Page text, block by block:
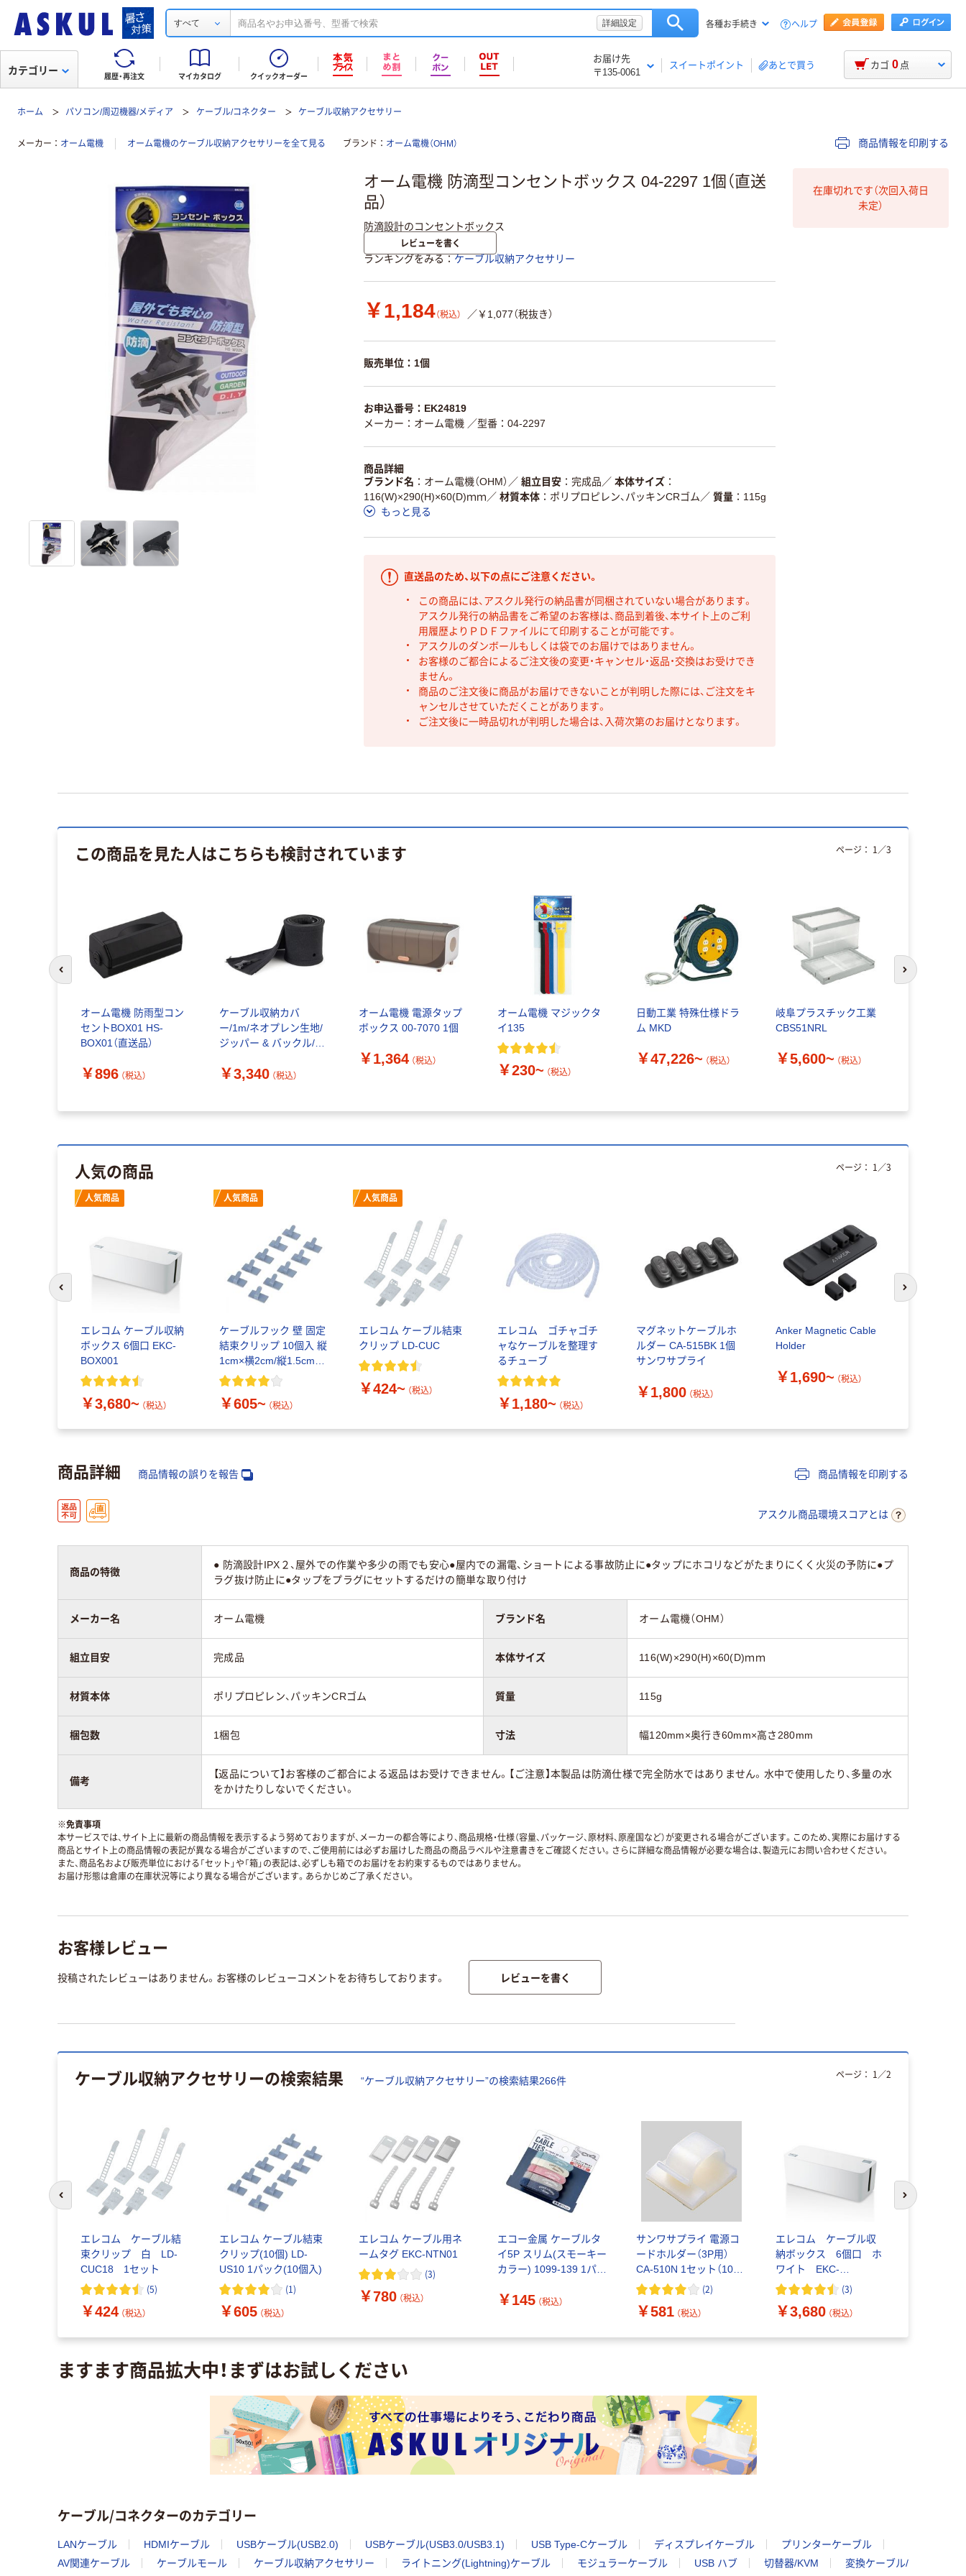
すべて 詳細設定 各種お手続き ヘルプ
履歴・再注文 マイカタログ クイックオーダー
お届け先
〒135-0061
スイートポイント あとで買う
カテゴリー カゴ 0 点
ホーム パソコン/周辺機器/メディア ケーブル/コネクター ケーブル収納アクセサリー
メーカー オーム電機 オーム電機のケーブル収納アクセサリーを全て見る ブランド オーム電機（OHM） 商品情報を印刷する
オーム電機 防滴型コンセントボックス 04-2297 1個（直送
品）
防滴設計のコンセントボックス
レビューを書く
ランキングをみる ケーブル収納アクセサリー
￥1,184（税込） ／￥1,077（税抜き）
販売単位：1個
お申込番号：EK24819
メーカー：オーム電機 ／型番：04-2297
商品詳細
ブランド名
オーム電機（OHM） ／ 組立目安 完成品 ／ 本体サイズ
116(W)×290(H)×60(D)ｍｍ ／ 材質本体 ポリプロピレン、パッキンCRゴム ／ 質量
115g
もっと見る
直送品のため、以下の点にご注意ください。
この商品には、アスクル発行の納品書が同梱されていない場合があります。
アスクル発行の納品書をご希望のお客様は、商品到着後、本サイト上のご利
用履歴よりＰＤＦファイルにて印刷することが可能です。
アスクルのダンボールもしくは袋でのお届けではありません。
お客様のご都合によるご注文後の変更・キャンセル・返品・交換はお受けでき
ません。
商品のご注文後に商品がお届けできないことが判明した際には、ご注文をキ
ャンセルさせていただくことがあります。
ご注文後に一時品切れが判明した場合は、入荷次第のお届けとなります。
在庫切れです（次回入荷日
未定）
この商品を見た人はこちらも検討されています
オーム電機 防雨型コン
セントBOX01 HS-
BOX01（直送品）
￥896 （税込）
ケーブル収納カバ
ー/1m/ネオプレン生地/
ジッパー & バックル/直
ケーブル配線保護カバ
￥3,340 （税込）
オーム電機 電源タップ
ボックス 00-7070 1個
￥1,364 （税込）
オーム電機 マジックタ
イ135
￥230~ （税込）
日動工業 特殊仕様ドラ
ム MKD
￥47,226~ （税込）
岐阜プラスチック工業
CBS51NRL
￥5,600~ （税込）
ページ： 1 ／3
前のスライドへ 次のスライド
人気の商品
人気商品
エレコム ケーブル収納
ボックス 6個口 EKC-
BOX001
￥3,680~ （税込）
人気商品
ケーブルフック 壁 固定
結束クリップ 10個入 縦
1cm×横2cm/縦1.5cm×
横2.5cm エレコム
￥605~ （税込）
人気商品
エレコム ケーブル結束
クリップ LD-CUC
￥424~ （税込）
エレコム ゴチャゴチ
ャなケーブルを整理す
るチューブ
￥1,180~ （税込）
マグネットケーブルホ
ルダー CA-515BK 1個
サンワサプライ
￥1,800 （税込）
Anker Magnetic Cable
Holder
￥1,690~ （税込）
ページ： 1 ／3
次のスライド
商品詳細 商品情報の誤りを報告 商品情報を印刷する
アスクル商品環境スコアとは
商品の特徴
● 防滴設計IPX２、屋外での作業や多少の雨でも安心●屋内での漏電、ショートによる事故防止に●タップにホコリなどがたまりにくく火災の予防に●プ
ラグ抜け防止に●タップをプラグにセットするだけの簡単な取り付け
メーカー名 オーム電機 ブランド名 オーム電機（OHM）
組立目安 完成品 本体サイズ 116(W)×290(H)×60(D)ｍｍ
材質本体 ポリプロピレン、パッキンCRゴム 質量 115g
梱包数 1梱包 寸法 幅120mm×奥行き60mm×高さ280mm
備考
【返品について】お客様のご都合による返品はお受けできません。【ご注意】本製品は防滴仕様で完全防水ではありません。水中で使用したり、多量の水
をかけたりしないでください。
※免責事項
本サービスでは、サイト上に最新の商品情報を表示するよう努めておりますが、メーカーの都合等により、商品規格・仕様（容量、パッケージ、原材料、原産国など）が変更される場合がございます。このため、実際にお届けする
商品とサイト上の商品情報の表記が異なる場合がございますので、ご使用前には必ずお届けした商品の商品ラベルや注意書きをご確認ください。さらに詳細な商品情報が必要な場合は、製造元にお問い合わせください。
また、商品名および販売単位における「セット」や「箱」の表記は、必ずしも箱でのお届けをお約束するものではありません。
お届け形態は倉庫の在庫状況等により異なる場合がございます。あらかじめご了承ください。
お客様レビュー
投稿されたレビューはありません。お客様のレビューコメントをお待ちしております。 レビューを書く
ケーブル収納アクセサリーの検索結果 “ケーブル収納アクセサリー”の検索結果266件
エレコム ケーブル結
束クリップ 白 LD-
CUC18 1セット
(5)
￥424 （税込）
エレコム ケーブル結束
クリップ(10個) LD-
US10 1パック(10個入)
(1)
￥605 （税込）
エレコム ケーブル用ネ
ームタグ EKC-NTN01
(3)
￥780 （税込）
エコー金属 ケーブルタ
イ5P スリム(スモーキー
カラー) 1099-139 1パッ
￥145 （税込）
サンワサプライ 電源コ
ードホルダー（3P用）
CA-510N 1セット（10個
入り）
(2)
￥581 （税込）
エレコム ケーブル収
納ボックス 6個口 ホ
ワイト EKC-
BOX001WH
(3)
￥3,680 （税込）
ページ： 1 ／2
前のスライドへ 次のスライド
ますます商品拡大中！まずはお試しください
ケーブル/コネクターのカテゴリー
LANケーブル HDMIケーブル USBケーブル(USB2.0) USBケーブル(USB3.0/USB3.1) USB Type-Cケーブル ディスプレイケーブル
プリンターケーブル
AV関連ケーブル
ケーブルモール ケーブル収納アクセサリー ライトニング(Lightning)ケーブル モジュラーケーブル USB ハブ 切替器/KVM
変換ケーブル/